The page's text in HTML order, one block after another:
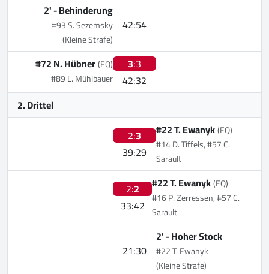
42:54
2' -Behinderung
#93 S. Sezemsky
(Kleine Strafe)
3:3
42:32
#72 N. Hübner(EQ)
#89 L. Mühlbauer
2. Drittel
2:3
39:29
#22 T. Ewanyk(EQ)
#14 D. Tiffels, #57 C.
Sarault
2:2
33:42
#22 T. Ewanyk(EQ)
#16 P. Zerressen, #57 C.
Sarault
21:30
2' -Hoher Stock
#22 T. Ewanyk
(Kleine Strafe)